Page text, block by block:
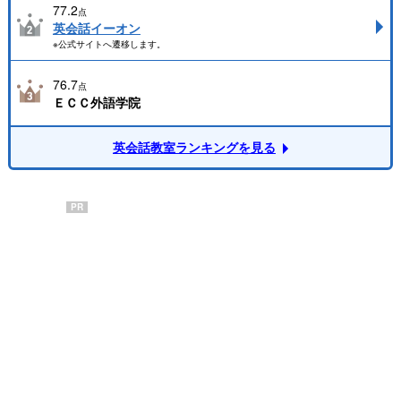
77.2点
英会話イーオン
※公式サイトへ遷移します。
76.7点
ＥＣＣ外語学院
英会話教室ランキングを見る
PR